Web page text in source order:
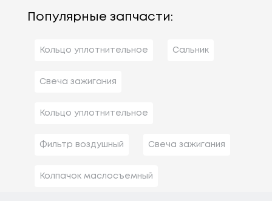
Популярные запчасти:
Кольцо уплотнительное Сальник
Свеча зажигания
Кольцо уплотнительное
Фильтр воздушный Свеча зажигания
Колпачок маслосъемный